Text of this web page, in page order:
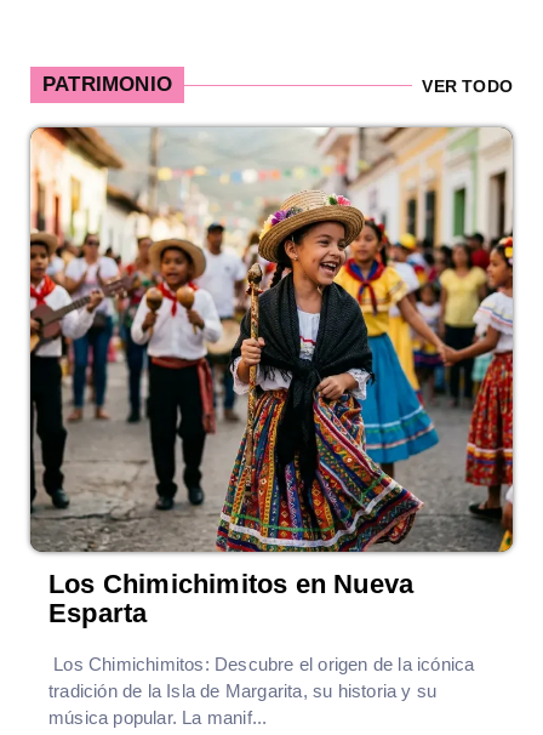
PATRIMONIO VER TODO
Los Chimichimitos en Nueva
Esparta
Los Chimichimitos: Descubre el origen de la icónica
tradición de la Isla de Margarita, su historia y su
música popular. La manif...